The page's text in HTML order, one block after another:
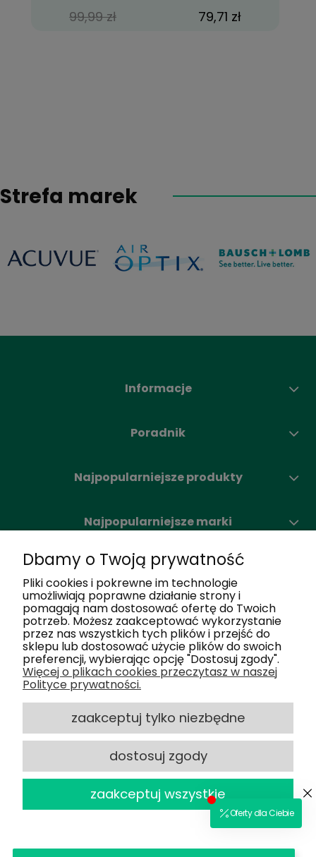
99,99 zł 79,71 zł
Strefa marek
Informacje
Poradnik
Najpopularniejsze produkty
Najpopularniejsze marki
Moje konto
Nasze salony
Dlaczego my
Obsługa klienta
2025 © Optiland.pl - Wszelkie Prawa
Sklep internetowy Shoper.pl
powered by
Dbamy o Twoją prywatność
Pliki cookies i pokrewne im technologie
umożliwiają poprawne działanie strony i
pomagają nam dostosować ofertę do Twoich
potrzeb. Możesz zaakceptować wykorzystanie
przez nas wszystkich tych plików i przejść do
sklepu lub dostosować użycie plików do swoich
preferencji, wybierając opcję "Dostosuj zgody".
Więcej o plikach cookies przeczytasz w naszej
Polityce prywatności.
zaakceptuj tylko niezbędne
dostosuj zgody
zaakceptuj wszystkie